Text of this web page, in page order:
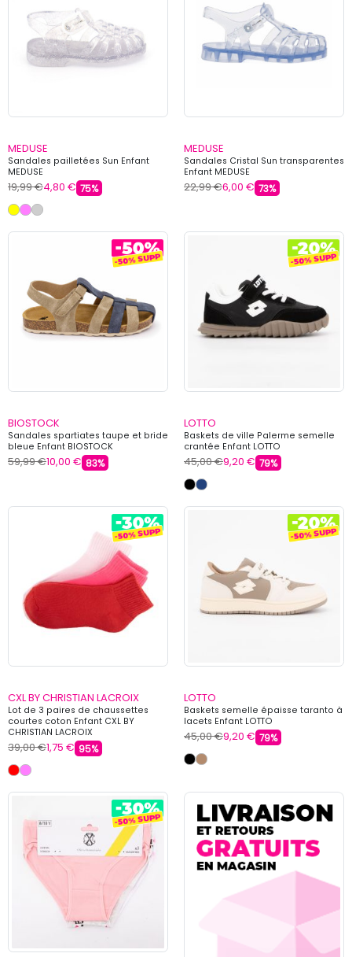
MEDUSE
Sandales pailletées Sun Enfant
MEDUSE
19,99 €4,80 € 75%
MEDUSE
Sandales Cristal Sun transparentes
Enfant MEDUSE
22,99 €6,00 € 73%
BIOSTOCK
Sandales spartiates taupe et bride
bleue Enfant BIOSTOCK
59,99 €10,00 € 83%
LOTTO
Baskets de ville Palerme semelle
crantée Enfant LOTTO
45,00 €9,20 € 79%
CXL BY CHRISTIAN LACROIX
Lot de 3 paires de chaussettes
courtes coton Enfant CXL BY
CHRISTIAN LACROIX
39,00 €1,75 € 95%
LOTTO
Baskets semelle épaisse taranto à
lacets Enfant LOTTO
45,00 €9,20 € 79%